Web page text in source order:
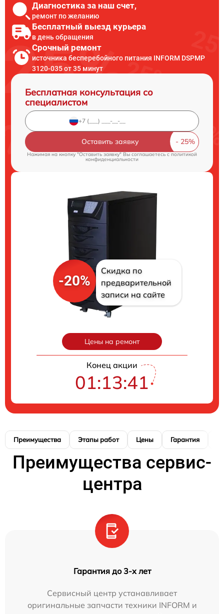
Диагностика за наш счет,
ремонт по желанию
Бесплатный выезд курьера
в день обращения
Срочный ремонт
источника бесперебойного питания INFORM DSPMP
3120-035 от 35 минут
Бесплатная консультация со
специалистом
Оставить заявку
Нажимая на кнопку "Оставить заявку" Вы соглашаетесь cполитикой
конфиденциальности
-20%
Скидка по
предварительной
записи на сайте
Цены на ремонт
Конец акции
01:13:40
Преимущества Этапы работ Цены Гарантия
Преимущества сервис-
центра
Гарантия до 3-х лет
Сервисный центр устанавливает
оригинальные запчасти техники INFORM и